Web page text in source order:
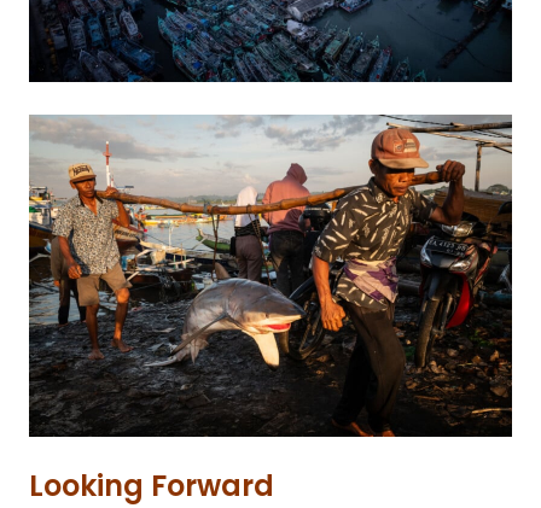
Looking Forward